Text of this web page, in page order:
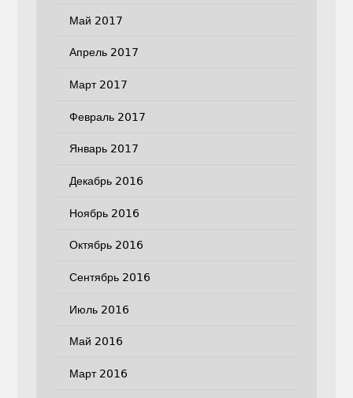
Май 2017
Апрель 2017
Март 2017
Февраль 2017
Январь 2017
Декабрь 2016
Ноябрь 2016
Октябрь 2016
Сентябрь 2016
Июль 2016
Май 2016
Март 2016